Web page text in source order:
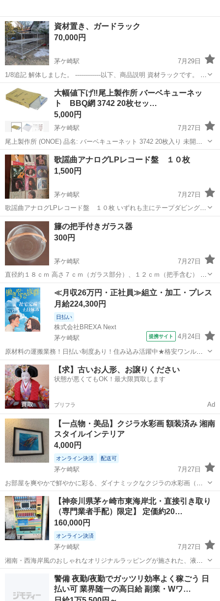
資材置き、ガードラック
70,000円
茅ケ崎駅
7月29日
1/8追記 解体しました。 -------------以下、商品説明 資材ラックです。 ハ
マネツさんのガードラックっぽいですが、詳細なメーカーは不明で
す。 メッシュ部分はオプションとなります。 木材などを保管してい
ま...
神奈川 茅ヶ崎市 茅ケ崎駅 その他
大幅値下げ‼️尾上製作所 バーベキューネッ
ト BBQ網 3742 20枚セッ…
5,000円
茅ケ崎駅
7月27日
尾上製作所 (ONOE) 品名: バーベキューネット 3742 20枚入り 未開封
未使用品
神奈川 茅ヶ崎市 茅ケ崎駅 バーベキュー
歌謡曲アナログLPレコード盤 １０枚
1,500円
茅ケ崎駅
7月27日
歌謡曲アナログLPレコード盤 １０枚 いずれも主にテープダビングで
聞いておりましたので、美品かと思います。 ①大正琴 演歌大作戦
（CBS/SONY) 女のブルース 恋ひとすじ 夢は夜ひらく 愛の
旅路を...
神奈川 茅ヶ崎市 茅ケ崎駅 その他
籐の把手付きガラス器
300円
茅ケ崎駅
7月27日
直径約１８ｃｍ 高さ７ｃｍ（ガラス部分）、１２ｃｍ（把手含む） 未
使用美品 当方、パソコンでの対応になりますので、お問合せのメール
返信が遅くなる事が予想されます。ご了承下さい。
神奈川 茅ヶ崎市 茅ケ崎駅 その他 ガラス
≪月収26万円・正社員≫組立・加工・プレス
月給224,300円
日払い
株式会社BREXA Next
茅ケ崎駅
提携サイト 4月24日
原材料の運搬業務！日払い制度あり！住み込み活躍中★格安ワンルー
ム寮完備！寮費7割会社負担！赴任旅費支給あり！土日祝休み＆年間休
日124日★食堂利用OK！幅広い年齢の男性活躍中！《神奈川県茅ケ崎
市》 人気の工場のお仕事 ◇化...
神奈川 茅ヶ崎市 茅ケ崎駅 その他
【求】古いお人形、お譲りください
状態が悪くてもOK！最大限買取します
プリフラ Ad
【一点物・美品】クジラ水彩画 額装済み 湘南
スタイルインテリア
4,000円
オンライン決済 配送可
茅ケ崎駅
7月27日
お部屋を爽やかで鮮やかに彩る、ダイナミックなクジラの水彩画（額
装済み）をお譲りいたします。 ​海の深みを感じさせるグラデーション
ブルーと、クジラの体に映り込む光や複雑な色彩が非常に美しく、水
彩ならではの透明感と温かみがある...
神奈川 茅ヶ崎市 茅ケ崎駅 その他
​【神奈川県茅ヶ崎市東海岸北・直接引き取り
（専門業者手配）限定】 定価約20…
160,000円
オンライン決済
茅ケ崎駅
7月27日
湘南・西海岸風のおしゃれなオリジナルラッピングが施された、液晶
モニター付きの自動販売機（ボードステーション）です。 ​店舗の前や
イベントスペースなどのアイキャッチに抜群の効果を発揮します。中
央の液晶モニターには、お店のPR...
茅ヶ崎市 茅ケ崎駅 その他 自動販売機
警備 夜勤/夜勤でガッツリ効率よく稼ごう 日
払い可 業界随一の高日給 副業・Wワ…